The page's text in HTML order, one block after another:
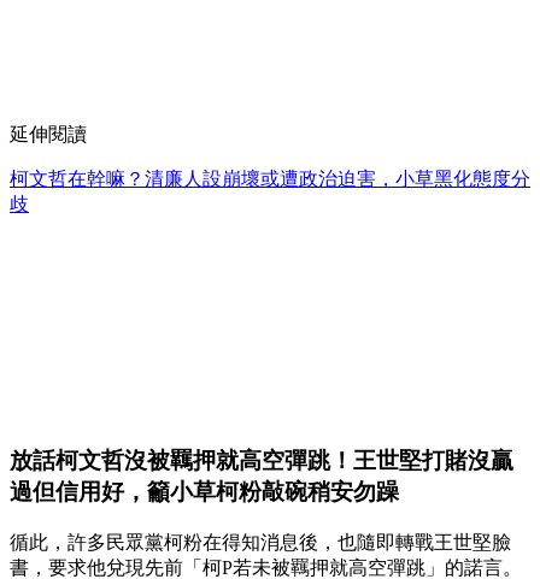
延伸閱讀
柯文哲在幹嘛？清廉人設崩壞或遭政治迫害，小草黑化態度分
歧
放話柯文哲沒被羈押就高空彈跳！王世堅打賭沒贏
過但信用好，籲小草柯粉敲碗稍安勿躁
循此，許多民眾黨柯粉在得知消息後，也隨即轉戰王世堅臉
書，要求他兌現先前「柯P若未被羈押就高空彈跳」的諾言。